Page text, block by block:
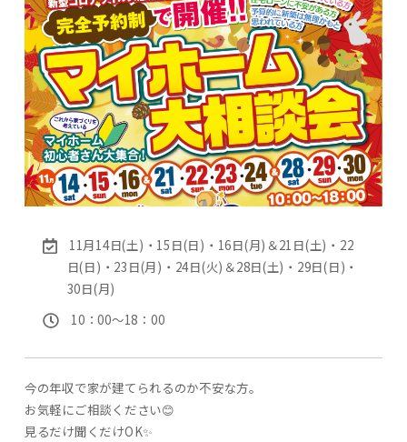
11月14日(土)・15日(日)・16日(月)＆21日(土)・22
日(日)・23日(月)・24日(火)＆28日(土)・29日(日)・
30日(月)
10：00〜18：00
今の年収で家が建てられるのか不安な方。
お気軽にご相談ください😊
見るだけ聞くだけOK✨